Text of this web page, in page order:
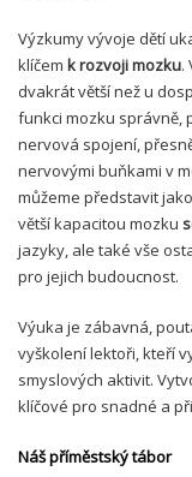
Výzkumy vývoje dětí
klíčem k rozvoji mozku.
dvakrát větší než u
funkci mozku správně,
nervová spojení,
nervovými buňkami v
můžeme představit
větší kapacitou mozku
jazyky, ale také vše
pro jejich budoucnost.
Výuka je zábavná,
vyškolení lektoři, kteří
smyslových aktivit.
klíčové pro snadné a
Náš příměstský tábor